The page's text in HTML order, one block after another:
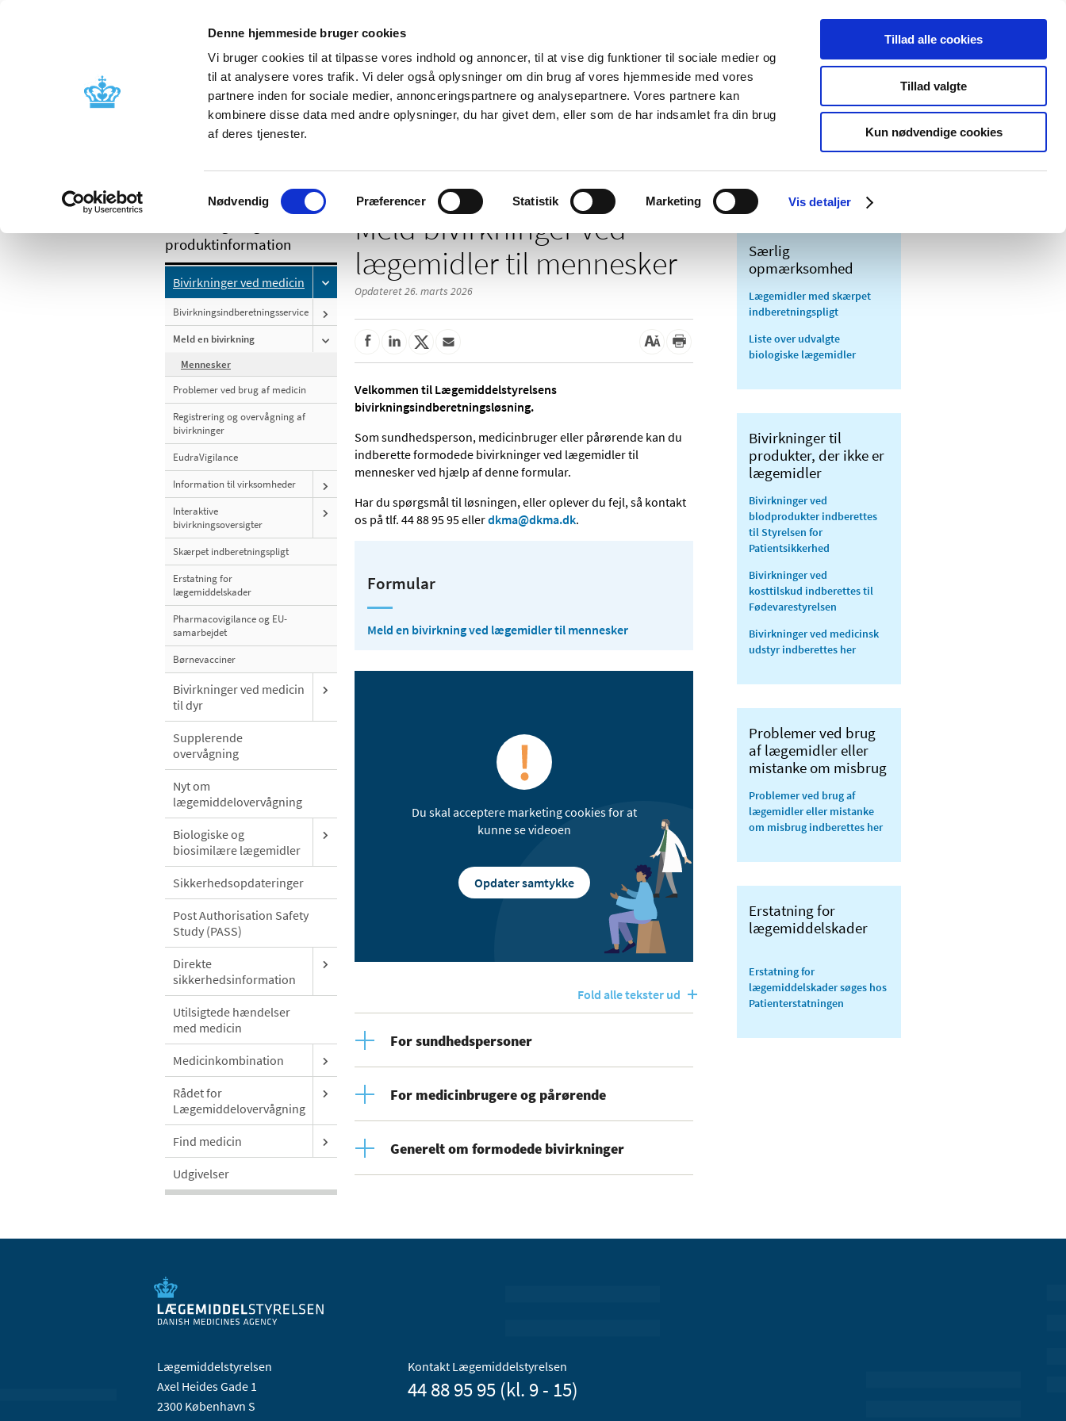
Denne hjemmeside bruger cookies
Vi bruger cookies til at tilpasse vores indhold og annoncer, til at vise dig funktioner til sociale medier og
til at analysere vores trafik. Vi deler også oplysninger om din brug af vores hjemmeside med vores
partnere inden for sociale medier, annonceringspartnere og analysepartnere. Vores partnere kan
kombinere disse data med andre oplysninger, du har givet dem, eller som de har indsamlet fra din brug
af deres tjenester.
Samtykkevalg
Nødvendig Præferencer Statistik Marketing Vis detaljer
Tillad alle cookies
Tillad valgte
Kun nødvendige cookies
Nyheder Om os Kontakt Udgivelser
Godkendelse og
Bivirkninger og
produktinformation
Tilskud og
Apoteker og salg af
Medicinsk
Særlige
produktområder
produktinformation
Bivirkninger ved medicin
Bivirkningsindberetningsservice
Meld en bivirkning
Mennesker
Problemer ved brug af medicin
Registrering og overvågning af
bivirkninger
EudraVigilance
Information til virksomheder
Interaktive
bivirkningsoversigter
Skærpet indberetningspligt
Erstatning for
lægemiddelskader
Pharmacovigilance og EU-
samarbejdet
Børnevacciner
Bivirkninger ved medicin
til dyr
Supplerende
overvågning
Nyt om
lægemiddelovervågning
Biologiske og
biosimilære lægemidler
Sikkerhedsopdateringer
Post Authorisation Safety
Study (PASS)
Direkte
sikkerhedsinformation
Utilsigtede hændelser
med medicin
Medicinkombination
Rådet for
Lægemiddelovervågning
Find medicin
Udgivelser
Meld bivirkninger ved
lægemidler til mennesker
Opdateret 26. marts 2026
Velkommen til Lægemiddelstyrelsens
bivirkningsindberetningsløsning.
Som sundhedsperson, medicinbruger eller pårørende kan du
indberette formodede bivirkninger ved lægemidler til
mennesker ved hjælp af denne formular.
Har du spørgsmål til løsningen, eller oplever du fejl, så kontakt
os på tlf. 44 88 95 95 ellerdkma@dkma.dk.
Formular
Meld en bivirkning ved lægemidler til mennesker
Du skal acceptere marketing cookies for at
kunne se videoen
Opdater samtykke
Fold alle tekster ud
For sundhedspersoner
For medicinbrugere og pårørende
Generelt om formodede bivirkninger
Særlig
opmærksomhed
Lægemidler med skærpet
indberetningspligt
Liste over udvalgte
biologiske lægemidler
Bivirkninger til
produkter, der ikke er
lægemidler
Bivirkninger ved
blodprodukterindberettes
til Styrelsen for
Patientsikkerhed
Bivirkninger ved
kosttilskud indberettes til
Fødevarestyrelsen
Bivirkninger ved medicinsk
udstyrindberettes her
Problemer ved brug
af lægemidler eller
mistanke om misbrug
Problemer ved brug af
lægemidler eller mistanke
om misbrug indberettes her
Erstatning for
lægemiddelskader
Erstatning for
lægemiddelskader søges hos
Patienterstatningen
Lægemiddelstyrelsen
Axel Heides Gade 1
2300 København S
Kontakt Lægemiddelstyrelsen
44 88 95 95 (kl. 9 - 15)